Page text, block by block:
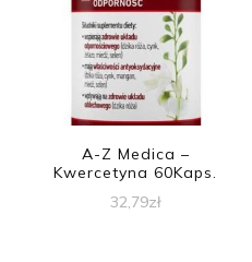
A-Z Medica –
Kwercetyna 60Kaps.
32,79zł